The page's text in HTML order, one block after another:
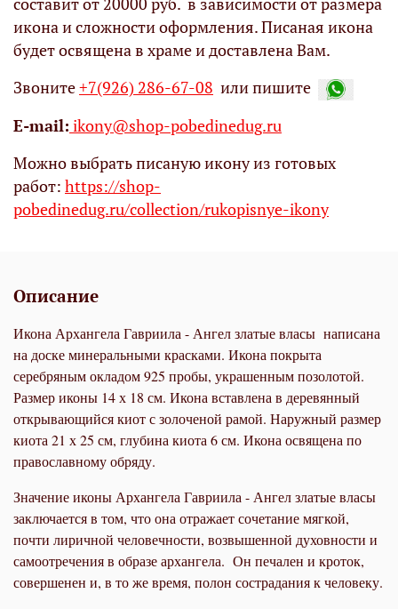
составит от 20000 руб. в зависимости от размера
икона и сложности оформления. Писаная икона
будет освящена в храме и доставлена Вам.
Звоните+7(926) 286-67-08 или пишите
Е-mail: ikony@shop-pobedinedug.ru
Можно выбрать писаную икону из готовых
работ: https://shop-
pobedinedug.ru/collection/rukopisnye-ikony
Описание
Икона Архангела Гавриила - Ангел златые власы написана
на доске минеральными красками. Икона покрыта
серебряным окладом 925 пробы, украшенным позолотой.
Размер иконы 14 х 18 см. Икона вставлена в деревянный
открывающийся киот с золоченой рамой. Наружный размер
киота 21 х 25 см, глубина киота 6 см. Икона освящена по
православному обряду.
Значение иконы Архангела Гавриила - Ангел златые власы
заключается в том, что она отражает сочетание мягкой,
почти лиричной человечности, возвышенной духовности и
самоотречения в образе архангела. Он печален и кроток,
совершенен и, в то же время, полон сострадания к человеку.